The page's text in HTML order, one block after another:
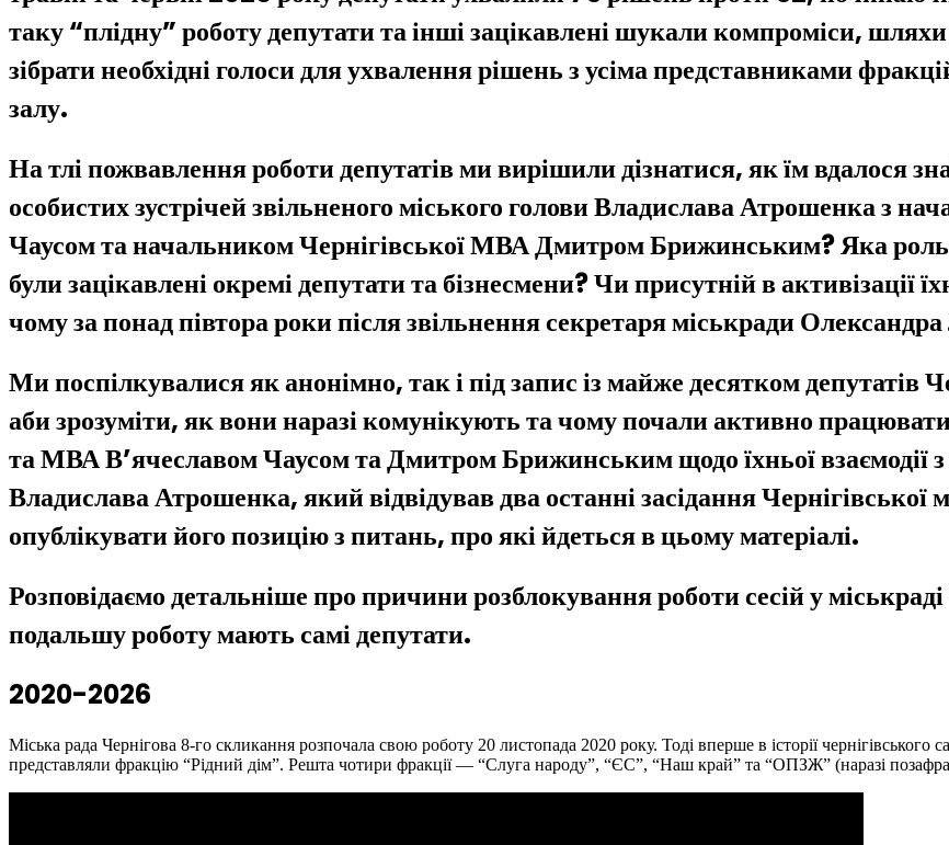
таку “плідну” роботу депутати та інші зацікавлені шукали компроміси,
зібрати необхідні голоси для ухвалення рішень з усіма представниками
залу.
На тлі пожвавлення роботи депутатів ми вирішили дізнатися, як їм вдалося
особистих зустрічей звільненого міського голови Владислава Атрошенка з
Чаусом та начальником Чернігівської МВА Дмитром Брижинським? Яка
були зацікавлені окремі депутати та бізнесмени? Чи присутній в активізації
чому за понад півтора роки після звільнення секретаря міськради
Ми поспілкувалися як анонімно, так і під запис із майже десятком депутатів
аби зрозуміти, як вони наразі комунікують та чому почали активно
та МВА В’ячеславом Чаусом та Дмитром Брижинським щодо їхньої взаємодії
Владислава Атрошенка, який відвідував два останні засідання Чернігівської
опублікувати його позицію з питань, про які йдеться в цьому матеріалі.
Розповідаємо детальніше про причини розблокування роботи сесій у
подальшу роботу мають самі депутати.
2020-2026
Міська рада Чернігова 8-го скликання розпочала свою роботу 20 листопада 2020 року. Тоді вперше в історії
представляли фракцію “Рідний дім”. Решта чотири фракції — “Слуга народу”, “ЄС”, “Наш край” та “ОПЗЖ” (наразі